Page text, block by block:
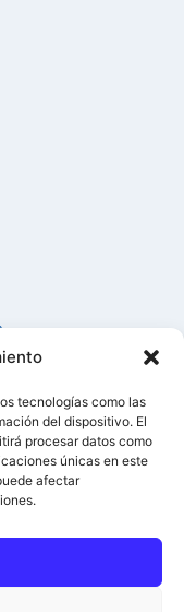
tecnologías como las
del dispositivo. El
procesar datos como
únicas en este
afectar